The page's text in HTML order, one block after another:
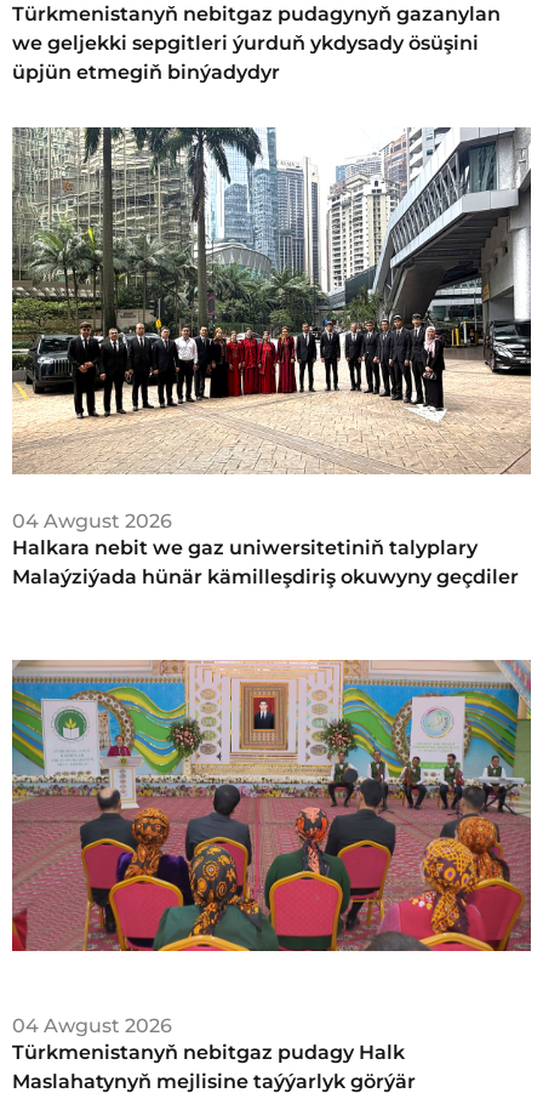
Türkmenistanyň nebitgaz pudagynyň gazanylan
we geljekki sepgitleri ýurduň ykdysady ösüşini
üpjün etmegiň binýadydyr
04 Awgust 2026
Halkara nebit we gaz uniwersitetiniň talyplary
Malaýziýada hünär kämilleşdiriş okuwyny geçdiler
04 Awgust 2026
Türkmenistanyň nebitgaz pudagy Halk
Maslahatynyň mejlisine taýýarlyk görýär